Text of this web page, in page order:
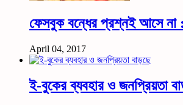
ফেসবুক বন্ধের প্রশ্নই আসে না :
April 04, 2017
ই-বুকের ব্যবহার ও জনপ্রিয়তা